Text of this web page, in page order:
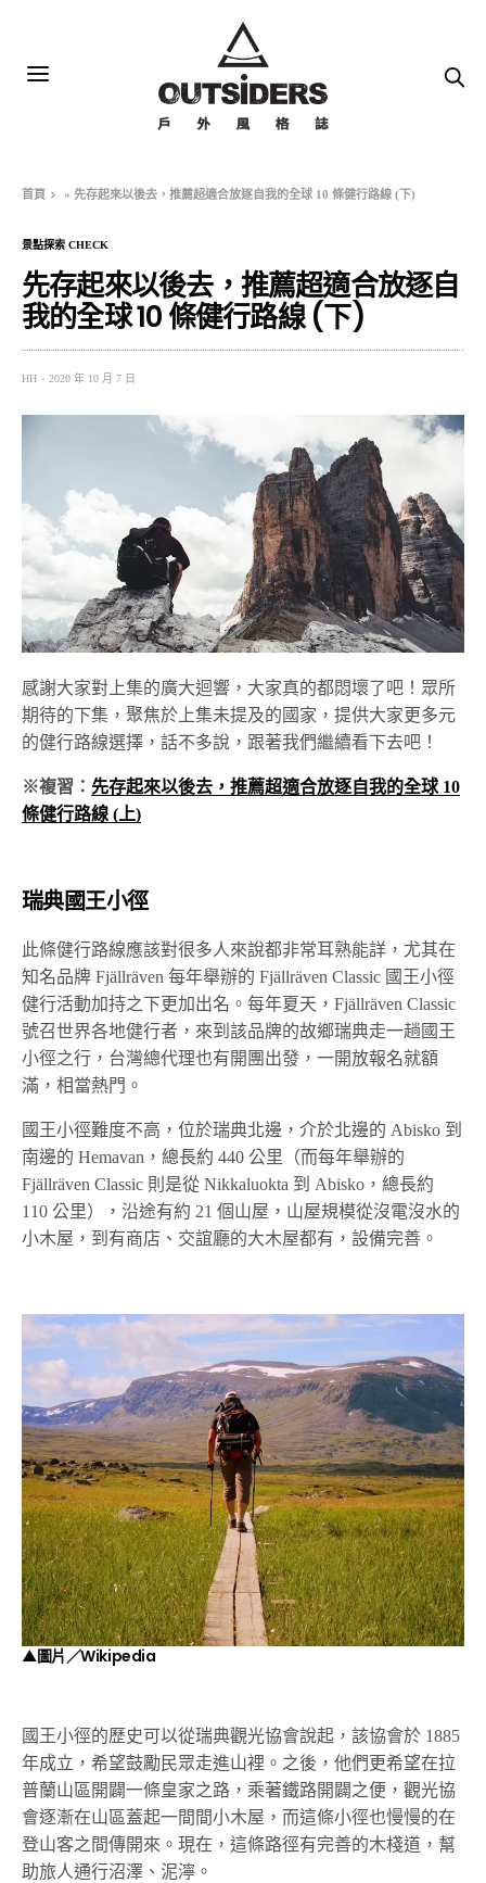
首頁 »先存起來以後去，推薦超適合放逐自我的全球 10 條健行路線 (下)
景點探索 CHECK
先存起來以後去，推薦超適合放逐自
我的全球 10 條健行路線 (下)
HH 2020 年 10 月 7 日
感謝大家對上集的廣大迴響，大家真的都悶壞了吧！眾所
期待的下集，聚焦於上集未提及的國家，提供大家更多元
的健行路線選擇，話不多說，跟著我們繼續看下去吧！
※複習： 先存起來以後去，推薦超適合放逐自我的全球 10
條健行路線 (上)
瑞典國王小徑
此條健行路線應該對很多人來說都非常耳熟能詳，尤其在
知名品牌 Fjällräven 每年舉辦的 Fjällräven Classic 國王小徑
健行活動加持之下更加出名。每年夏天，Fjällräven Classic
號召世界各地健行者，來到該品牌的故鄉瑞典走一趟國王
小徑之行，台灣總代理也有開團出發，一開放報名就額
滿，相當熱門。
國王小徑難度不高，位於瑞典北邊，介於北邊的 Abisko 到
南邊的 Hemavan，總長約 440 公里（而每年舉辦的
Fjällräven Classic 則是從 Nikkaluokta 到 Abisko，總長約
110 公里），沿途有約 21 個山屋，山屋規模從沒電沒水的
小木屋，到有商店、交誼廳的大木屋都有，設備完善。
▲圖片／Wikipedia
國王小徑的歷史可以從瑞典觀光協會說起，該協會於 1885
年成立，希望鼓勵民眾走進山裡。之後，他們更希望在拉
普蘭山區開闢一條皇家之路，乘著鐵路開闢之便，觀光協
會逐漸在山區蓋起一間間小木屋，而這條小徑也慢慢的在
登山客之間傳開來。現在，這條路徑有完善的木棧道，幫
助旅人通行沼澤、泥濘。